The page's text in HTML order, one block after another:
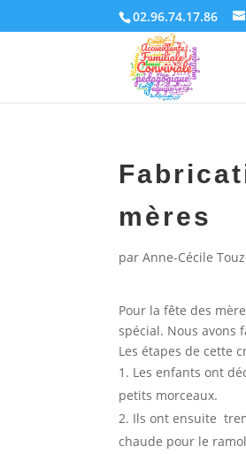
02.96.74.17.86
mères
parAnne-Cécile
Pour la fête des
spécial. Nous avons
Les étapes de cette
Les enfants ont
petits morceaux.
Ils ont ensuite
chaude pour le